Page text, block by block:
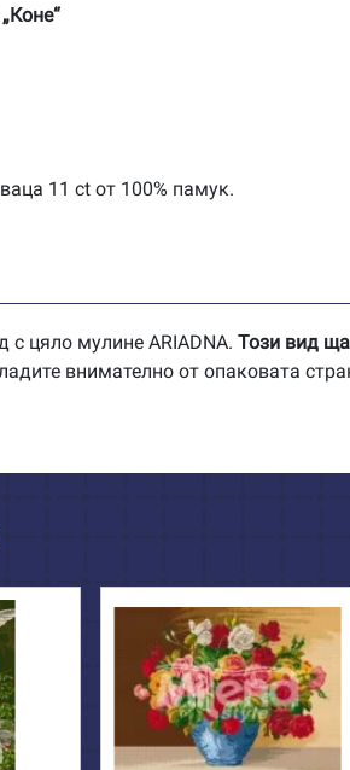
11 ct от 100% памук.
с цяло мулине ARIADNA. Този вид
внимателно от опаковата